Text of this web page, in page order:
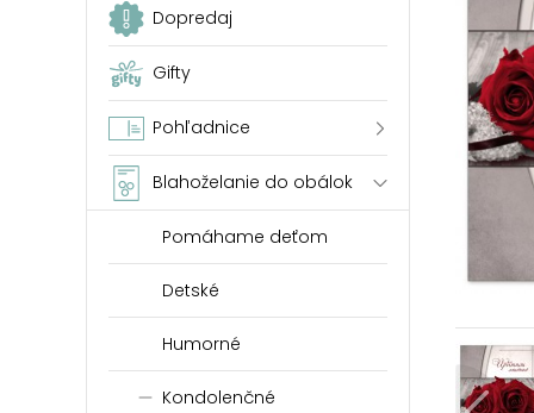
Dopredaj
Gifty
Pohľadnice
Blahoželanie do obálok
Pomáhame deťom
Detské
Humorné
Kondolenčné